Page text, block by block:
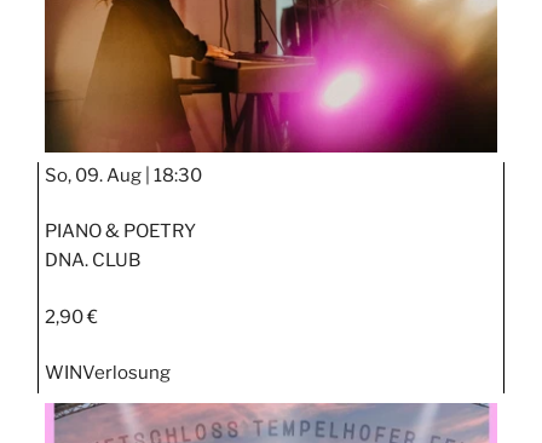
So, 09. Aug | 18:30
PIANO & POETRY
DNA. CLUB
2,90 €
WINVerlosung